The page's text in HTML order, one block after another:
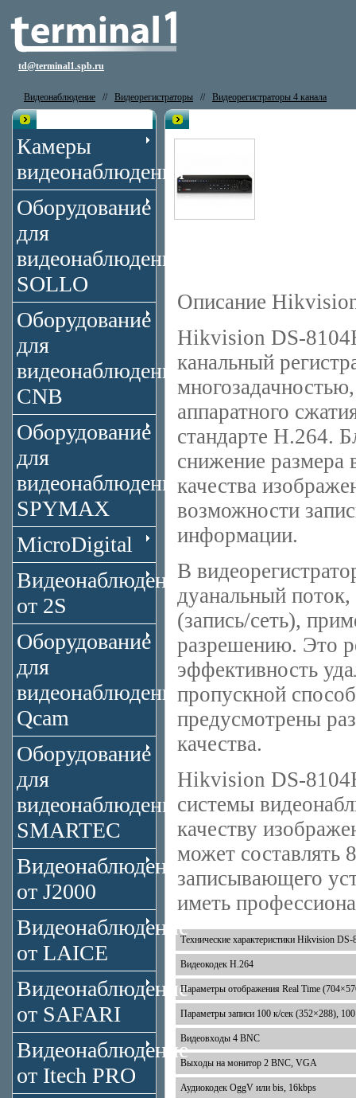
td@terminal1.spb.ru
Видеонаблюдение // Видеорегистраторы // Видеорегистраторы 4 канала
Камеры
видеонаблюдения
Оборудование
для
видеонаблюдения
SOLLO
Оборудование
для
видеонаблюдения
CNB
Оборудование
для
видеонаблюдения
SPYMAX
MicroDigital
Видеонаблюдение
от 2S
Оборудование
для
видеонаблюдения
Qcam
Оборудование
для
видеонаблюдения
SMARTEC
Видеонаблюдение
от J2000
Видеонаблюдение
от LAICE
Видеонаблюдение
от SAFARI
Видеонаблюдение
от Itech PRO
Описание
Hikvision DS-
канальный
аппаратного
стандарте H.264.
снижение размера
качества
возможности
информации.
В
дуанальный
(запись/сеть),
разрешению. Это
эффективность
пропускной
предусмотрены
качества.
Hikvision DS-
системы
качеству
может
записывающего
иметь
Технические характеристики Hikvision
Видеокодек H.264
Параметры отображения Real Time
Параметры записи 100 к/сек (352×288),
Видеовходы 4 BNC
Выходы на монитор 2 BNC, VGA
Аудиокодек OggV или bis, 16kbps